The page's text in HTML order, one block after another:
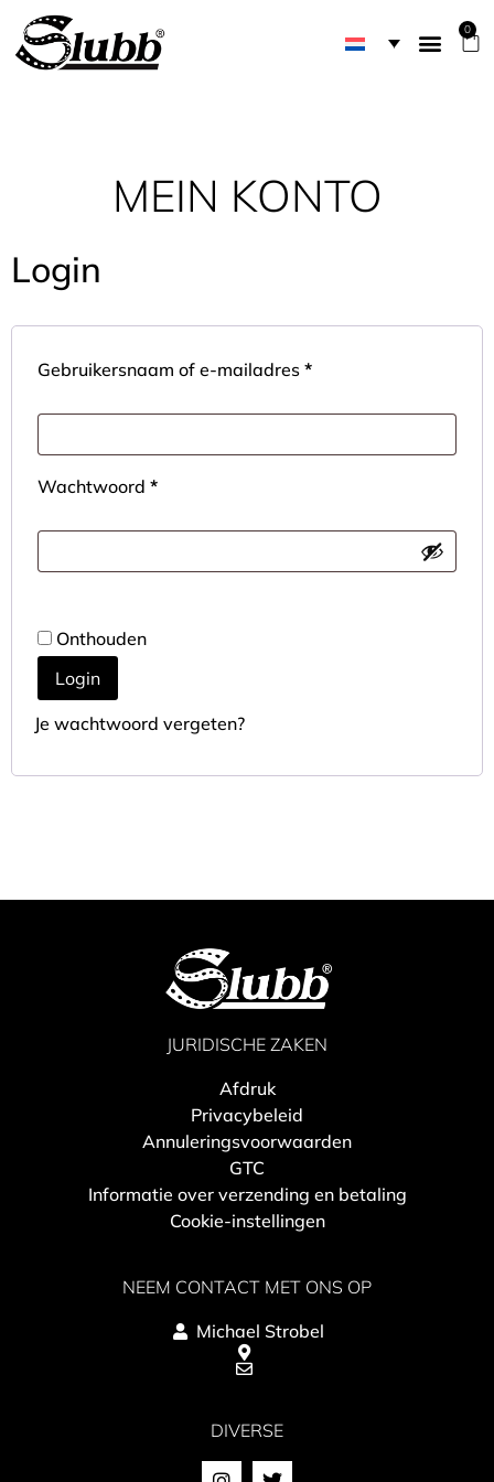
0
MEIN KONTO
Login
Gebruikersnaam of e-mailadres *
Wachtwoord *
Onthouden
Login
Je wachtwoord vergeten?
JURIDISCHE ZAKEN
Afdruk
Privacybeleid
Annuleringsvoorwaarden
GTC
Informatie over verzending en betaling
Cookie-instellingen
NEEM CONTACT MET ONS OP
Michael Strobel
DIVERSE